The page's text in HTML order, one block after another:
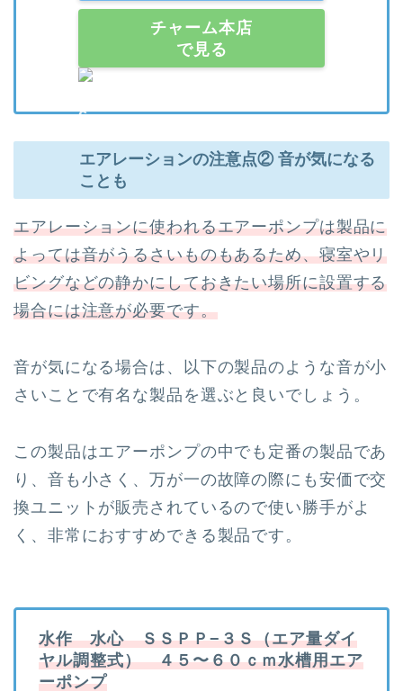
チャーム本店
で見る
エアレーションの注意点② 音が気になる
ことも
エアレーションに使われるエアーポンプは製品に
よっては音がうるさいものもあるため、寝室やリ
ビングなどの静かにしておきたい場所に設置する
場合には注意が必要です。
音が気になる場合は、以下の製品のような音が小
さいことで有名な製品を選ぶと良いでしょう。
この製品はエアーポンプの中でも定番の製品であ
り、音も小さく、万が一の故障の際にも安価で交
換ユニットが販売されているので使い勝手がよ
く、非常におすすめできる製品です。
水作 水心 ＳＳＰＰ−３Ｓ（エア量ダイ
ヤル調整式） ４５〜６０ｃｍ水槽用エア
ーポンプ